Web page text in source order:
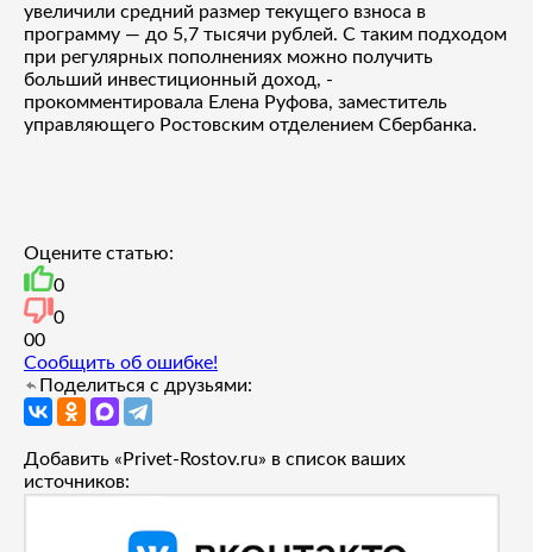
увеличили средний размер текущего взноса в
программу — до 5,7 тысячи рублей. С таким подходом
при регулярных пополнениях можно получить
больший инвестиционный доход, -
прокомментировала Елена Руфова, заместитель
управляющего Ростовским отделением Сбербанка.
Оцените статью:
0
0
00
Сообщить об ошибке!
Поделиться с друзьями:
Добавить «Privet-Rostov.ru» в список ваших
источников: